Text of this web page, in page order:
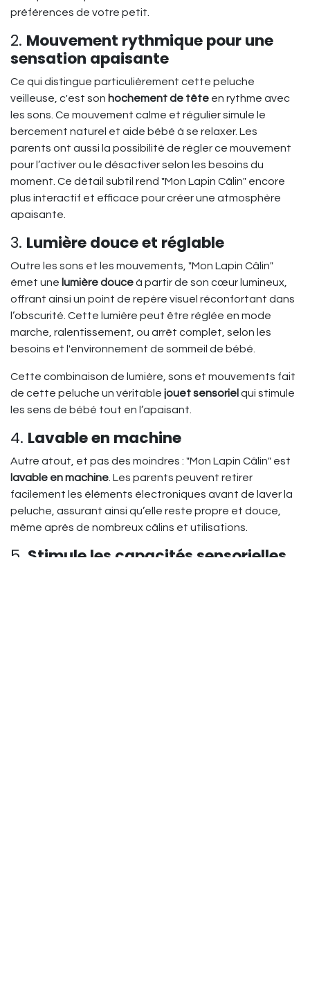
préférences de votre petit.
2. Mouvement rythmique pour une
sensation apaisante
Ce qui distingue particulièrement cette peluche
veilleuse, c'est son hochement de tête en rythme avec
les sons. Ce mouvement calme et régulier simule le
bercement naturel et aide bébé à se relaxer. Les
parents ont aussi la possibilité de régler ce mouvement
pour l’activer ou le désactiver selon les besoins du
moment. Ce détail subtil rend "Mon Lapin Câlin" encore
plus interactif et efficace pour créer une atmosphère
apaisante.
3. Lumière douce et réglable
Outre les sons et les mouvements, "Mon Lapin Câlin"
émet une lumière douceà partir de son cœur lumineux,
offrant ainsi un point de repère visuel réconfortant dans
l’obscurité. Cette lumière peut être réglée en mode
marche, ralentissement, ou arrêt complet, selon les
besoins et l'environnement de sommeil de bébé.
Cette combinaison de lumière, sons et mouvements fait
de cette peluche un véritable jouet sensoriel qui stimule
les sens de bébé tout en l’apaisant.
4. Lavable en machine
Autre atout, et pas des moindres : "Mon Lapin Câlin" est
lavable en machine. Les parents peuvent retirer
facilement les éléments électroniques avant de laver la
peluche, assurant ainsi qu’elle reste propre et douce,
même après de nombreux câlins et utilisations.
5. Stimule les capacités sensorielles